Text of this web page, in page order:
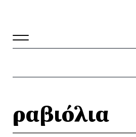
ραβιόλια